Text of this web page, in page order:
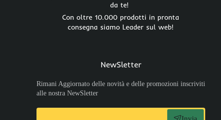
da te!
Con oltre 10.000 prodotti in pronta
consegna siamo Leader sul web!
NewSletter
Rimani Aggiornato delle novità e delle promozioni inscriviti
alle nostra NewSletter
Invia